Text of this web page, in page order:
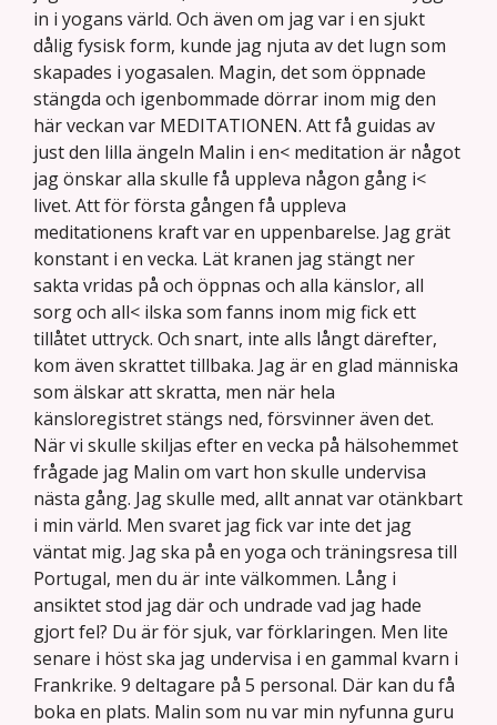
in i yogans värld. Och även om jag var i en sjukt
dålig fysisk form, kunde jag njuta av det lugn som
skapades i yogasalen. Magin, det som öppnade
stängda och igenbommade dörrar inom mig den
här veckan var MEDITATIONEN. Att få guidas av
just den lilla ängeln Malin i en< meditation är något
jag önskar alla skulle få uppleva någon gång i<
livet. Att för första gången få uppleva
meditationens kraft var en uppenbarelse. Jag grät
konstant i en vecka. Lät kranen jag stängt ner
sakta vridas på och öppnas och alla känslor, all
sorg och all< ilska som fanns inom mig fick ett
tillåtet uttryck. Och snart, inte alls långt därefter,
kom även skrattet tillbaka. Jag är en glad människa
som älskar att skratta, men när hela
känsloregistret stängs ned, försvinner även det.
När vi skulle skiljas efter en vecka på hälsohemmet
frågade jag Malin om vart hon skulle undervisa
nästa gång. Jag skulle med, allt annat var otänkbart
i min värld. Men svaret jag fick var inte det jag
väntat mig. Jag ska på en yoga och träningsresa till
Portugal, men du är inte välkommen. Lång i
ansiktet stod jag där och undrade vad jag hade
gjort fel? Du är för sjuk, var förklaringen. Men lite
senare i höst ska jag undervisa i en gammal kvarn i
Frankrike. 9 deltagare på 5 personal. Där kan du få
boka en plats. Malin som nu var min nyfunna guru